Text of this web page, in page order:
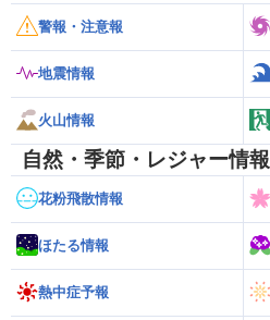
警報・注意報
地震情報
火山情報
自然・季節・レジャー情報
花粉飛散情報
ほたる情報
熱中症予報